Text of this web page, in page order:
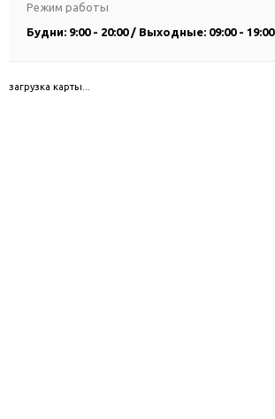
Режим работы
Будни: 9:00 - 20:00 / Выходные: 09:00 - 19:00
загрузка карты...